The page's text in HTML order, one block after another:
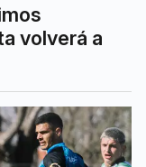
volverá a